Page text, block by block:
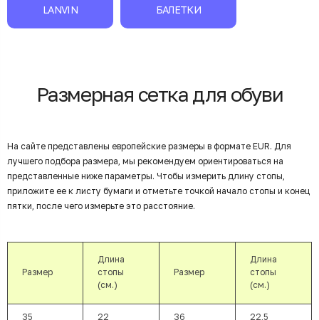
LANVIN БАЛЕТКИ
Размерная сетка для обуви
На сайте представлены европейские размеры в формате EUR. Для
лучшего подбора размера, мы рекомендуем ориентироваться на
представленные ниже параметры. Чтобы измерить длину стопы,
приложите ее к листу бумаги и отметьте точкой начало стопы и конец
пятки, после чего измерьте это расстояние.
Размер
Длина
стопы
(см.)
Размер
Длина
стопы
(см.)
35 22 36 22,5